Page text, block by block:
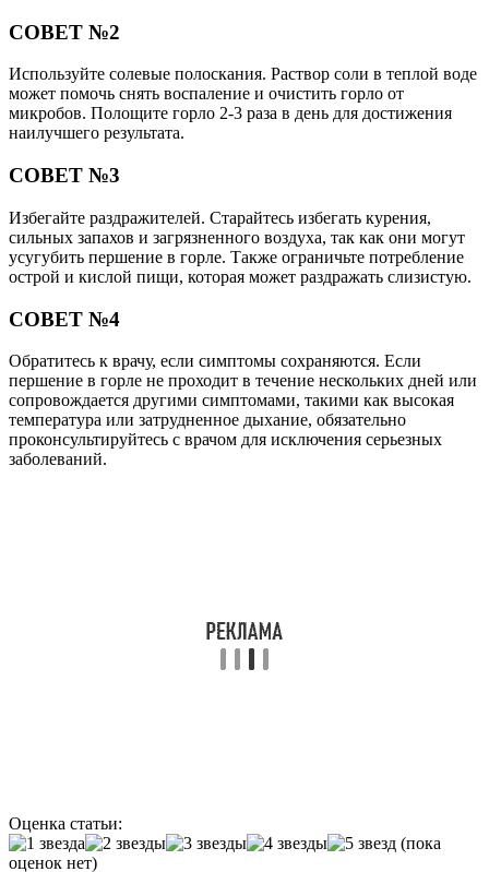
СОВЕТ №2
Используйте солевые полоскания. Раствор соли в теплой воде
может помочь снять воспаление и очистить горло от
микробов. Полощите горло 2-3 раза в день для достижения
наилучшего результата.
СОВЕТ №3
Избегайте раздражителей. Старайтесь избегать курения,
сильных запахов и загрязненного воздуха, так как они могут
усугубить першение в горле. Также ограничьте потребление
острой и кислой пищи, которая может раздражать слизистую.
СОВЕТ №4
Обратитесь к врачу, если симптомы сохраняются. Если
першение в горле не проходит в течение нескольких дней или
сопровождается другими симптомами, такими как высокая
температура или затрудненное дыхание, обязательно
проконсультируйтесь с врачом для исключения серьезных
заболеваний.
Оценка статьи:
(пока
оценок нет)